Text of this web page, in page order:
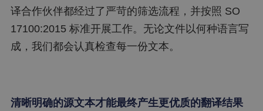
译合作伙伴都经过了严苛的筛选流程，并按照 SO
17100:2015 标准开展工作。无论文件以何种语言写
成，我们都会认真检查每一份文本。
清晰明确的源文本才能最终产生更优质的翻译结果